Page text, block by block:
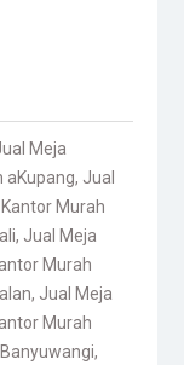
Meja
aKupang, Jual
Murah
, Jual Meja
Murah
, Jual Meja
Murah
,